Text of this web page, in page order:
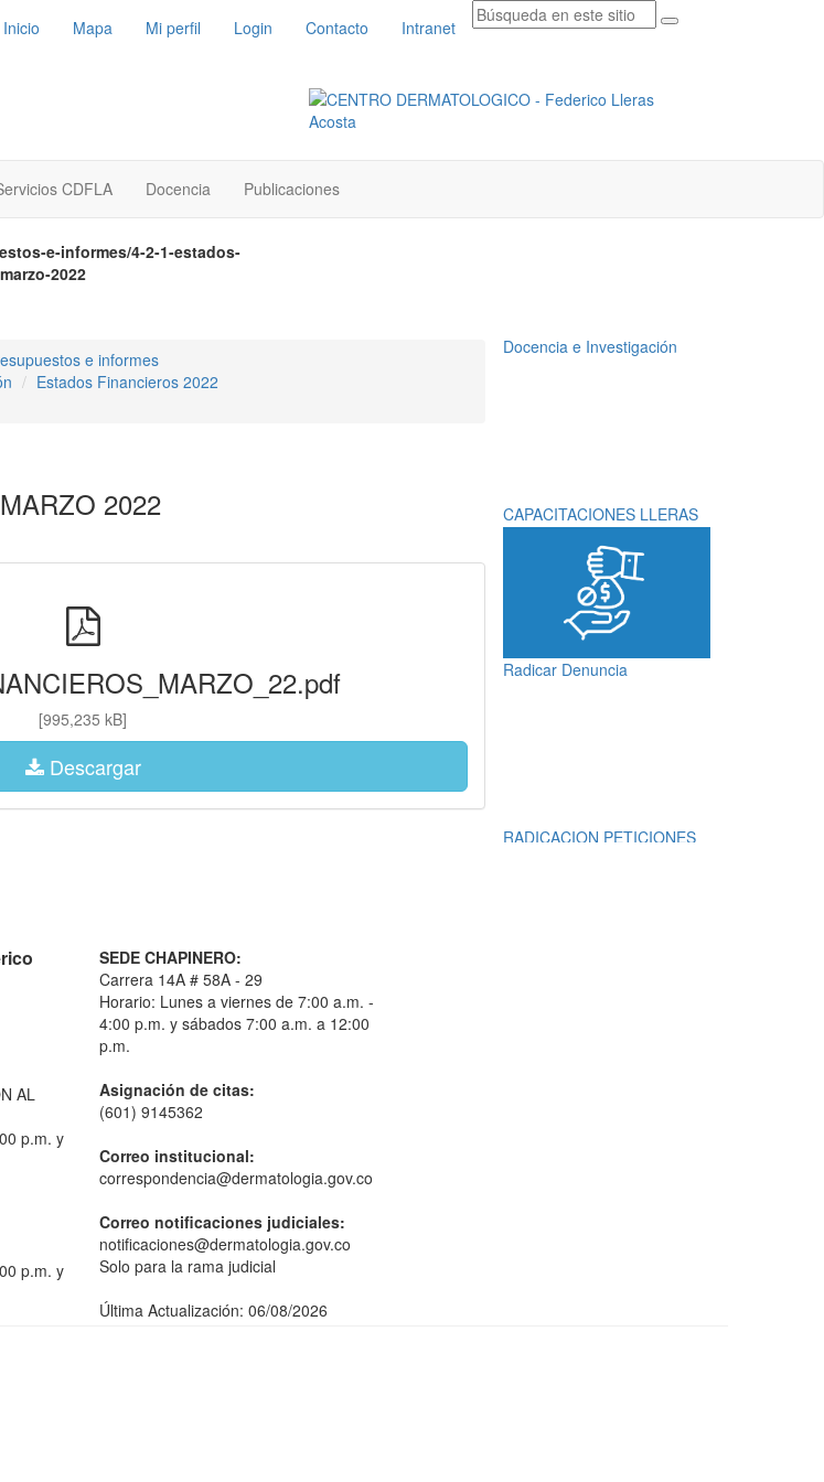
Inicio Mapa Mi perfil Login Contacto Intranet
CDFLA Docencia Publicaciones
e-informes/4-2-1-estados-
2022
e informes
Estados Financieros 2022
2022
[995,235 kB]
Descargar
RADICACION ORFEO
Docencia e Investigación
CAPACITACIONES LLERAS
Radicar Denuncia
RADICACION PETICIONES
AL
p.m. y
p.m. y
SEDE CHAPINERO:
Carrera 14A # 58A - 29
Horario: Lunes a viernes de 7:00 a.m. -
4:00 p.m. y sábados 7:00 a.m. a 12:00
p.m.
Asignación de citas:
(601) 9145362
Correo institucional:
correspondencia@dermatologia.gov.co
Correo notificaciones judiciales:
notificaciones@dermatologia.gov.co
Solo para la rama judicial
Última Actualización: 06/08/2026